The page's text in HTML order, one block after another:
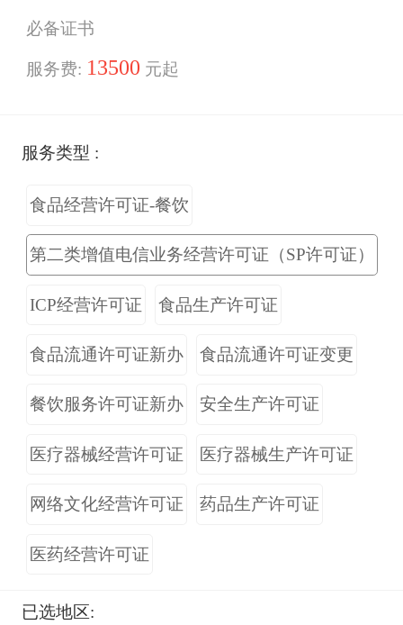
必备证书
服务费: 13500 元起
服务类型 :
食品经营许可证-餐饮
第二类增值电信业务经营许可证（SP许可证）
ICP经营许可证 食品生产许可证
食品流通许可证新办 食品流通许可证变更
餐饮服务许可证新办 安全生产许可证
医疗器械经营许可证 医疗器械生产许可证
网络文化经营许可证 药品生产许可证
医药经营许可证
已选地区: